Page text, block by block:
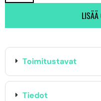
Toimitustavat
Tiedot